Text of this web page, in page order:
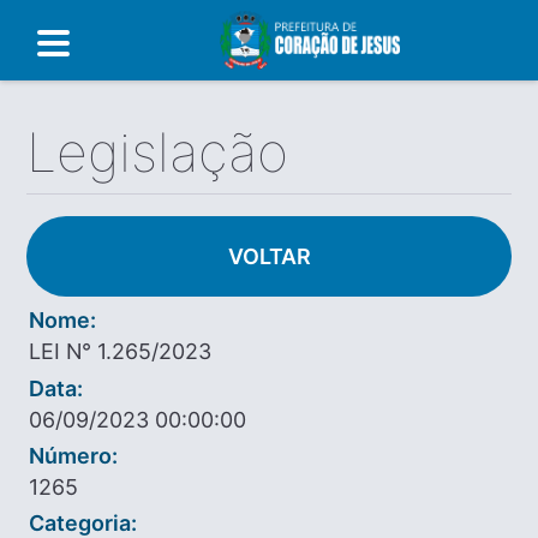
Legislação
VOLTAR
Nome:
LEI N° 1.265/2023
Data:
06/09/2023 00:00:00
Número:
1265
Categoria: